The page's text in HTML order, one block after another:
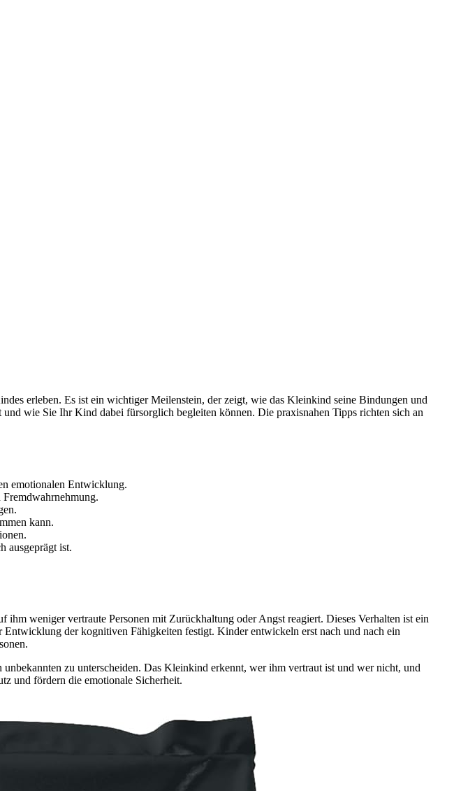
erleben. Es ist ein wichtiger Meilenstein, der zeigt, wie das Kleinkind seine Bindungen und
wie Sie Ihr Kind dabei fürsorglich begleiten können. Die praxisnahen Tipps richten sich an
emotionalen Entwicklung.
kann.
ausgeprägt ist.
weniger vertraute Personen mit Zurückhaltung oder Angst reagiert. Dieses Verhalten ist ein
der kognitiven Fähigkeiten festigt. Kinder entwickeln erst nach und nach ein
zu unterscheiden. Das Kleinkind erkennt, wer ihm vertraut ist und wer nicht, und
und fördern die emotionale Sicherheit.